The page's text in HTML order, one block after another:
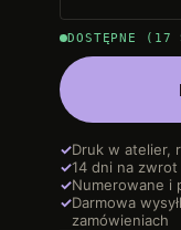
DOSTĘPNE
✓Druk w atelier,
✓14 dni na
✓Numerowane i
✓Darmowa
zamówieniach